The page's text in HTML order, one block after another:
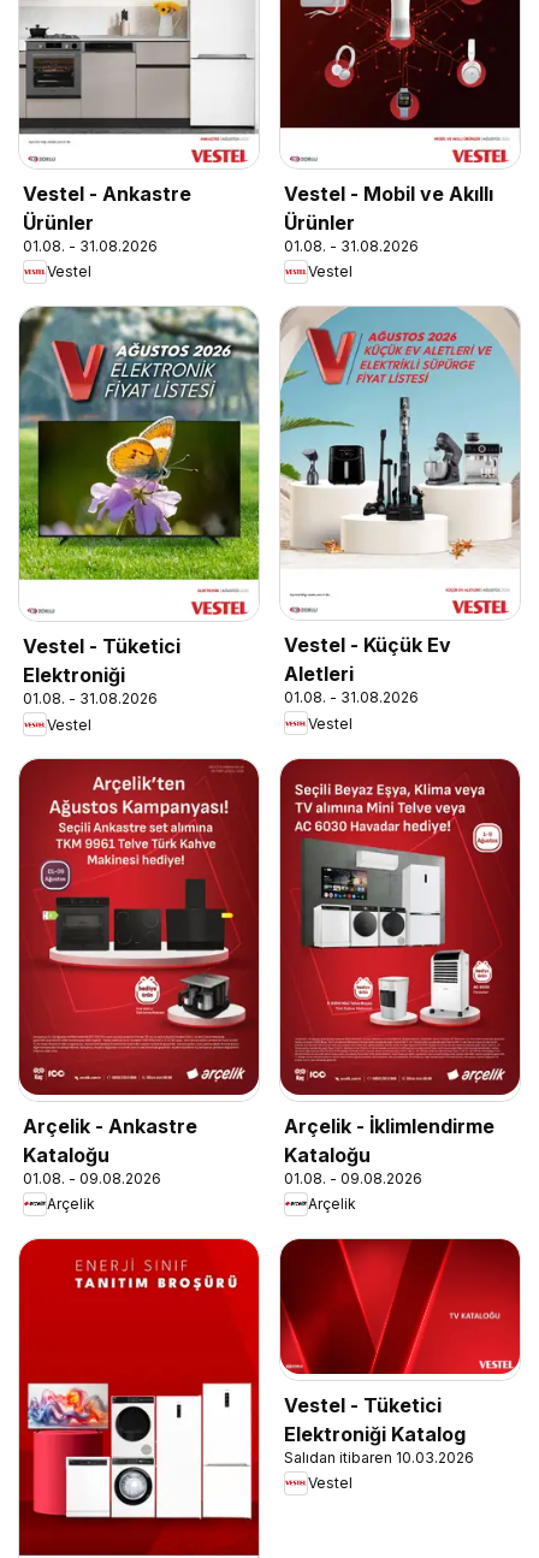
Vestel - Ankastre
Ürünler
01.08. - 31.08.2026
Vestel
Vestel - Mobil ve Akıllı
Ürünler
01.08. - 31.08.2026
Vestel
Vestel - Tüketici
Elektroniği
01.08. - 31.08.2026
Vestel
Vestel - Küçük Ev
Aletleri
01.08. - 31.08.2026
Vestel
Arçelik - Ankastre
Kataloğu
01.08. - 09.08.2026
Arçelik
Arçelik - İklimlendirme
Kataloğu
01.08. - 09.08.2026
Arçelik
Vestel - Tüketici
Elektroniği Katalog
Salıdan itibaren 10.03.2026
Vestel